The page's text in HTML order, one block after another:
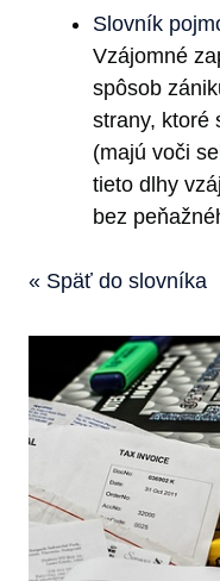
Slovník
Vzájomné
spôsob
strany, ktoré
(majú voči
tieto dlhy
bez
« Späť do slovníka